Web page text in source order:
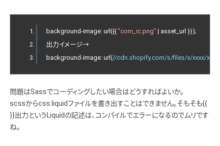
background-image: url({{ "com_ic.png" | asset_url }});
出力イメージ→
background-image: url(//cdn.shopify.com/s/files/x/xxxx/
問題はSassでコーディングしたい場合はどうすればよいか。
scssからcss.liquidファイルを書き出すことはできません。そもそも{{
}}出力というLiquidの記述は、コンパイルでエラーになるのでムリです
ね。